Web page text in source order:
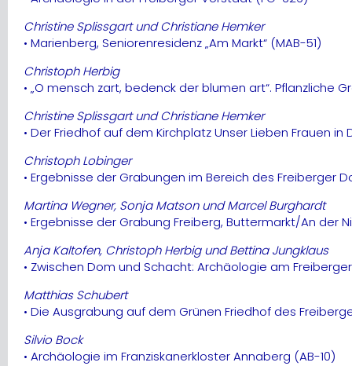
Christine Splissgart und Christiane Hemker
• Marienberg, Seniorenresidenz „Am Markt“ (MAB-51)
Christoph Herbig
• „O mensch zart, bedenck der blumen art“.
Christine Splissgart und Christiane Hemker
• Der Friedhof auf dem Kirchplatz Unser Lieben Frauen
Christoph Lobinger
• Ergebnisse der Grabungen im Bereich des Freiberger
Martina Wegner, Sonja Matson und Marcel Burghardt
• Ergebnisse der Grabung Freiberg, Buttermarkt/An der
Anja Kaltofen, Christoph Herbig und Bettina Jungklaus
• Zwischen Dom und Schacht: Archäologie am
Matthias Schubert
• Die Ausgrabung auf dem Grünen Friedhof des
Silvio Bock
• Archäologie im Franziskanerkloster Annaberg (AB-10)